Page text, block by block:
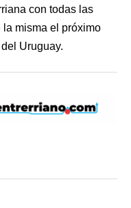
con todas las
misma el próximo
Uruguay.